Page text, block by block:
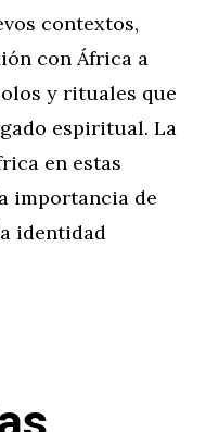
contextos,
con África a
y rituales que
espiritual. La
en estas
importancia de
identidad